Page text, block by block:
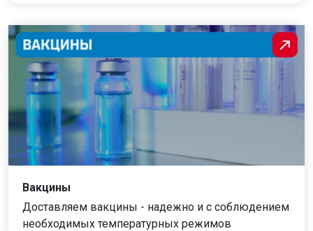
Вакцины
Доставляем вакцины - надежно и с соблюдением
необходимых температурных режимов